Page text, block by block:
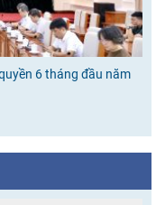
6 tháng đầu năm